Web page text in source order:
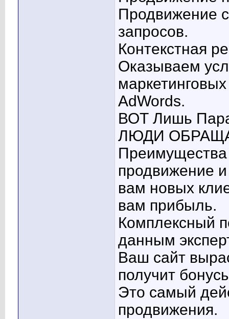
Продвижение
запросов.
Контекстная
Оказываем
AdWords.
ВОТ Лишь
ЛЮДИ
продвижение
вам новых
вам прибыль.
Комплексный
данным
Ваш сайт
получит
Это самый
продвижения.